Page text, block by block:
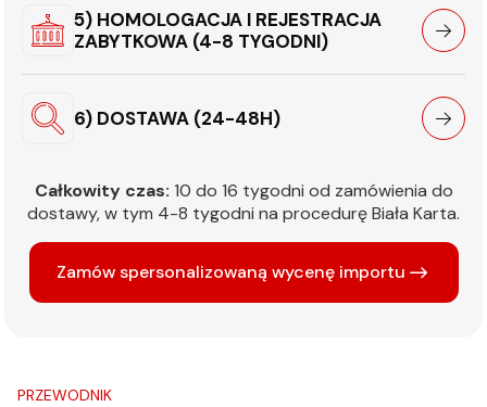
5) HOMOLOGACJA I REJESTRACJA
ZABYTKOWA (4-8 TYGODNI)
6) DOSTAWA (24-48H)
Całkowity czas: 10 do 16 tygodni od zamówienia do
dostawy, w tym 4-8 tygodni na procedurę Biała Karta.
Zamów spersonalizowaną wycenę importu
PRZEWODNIK